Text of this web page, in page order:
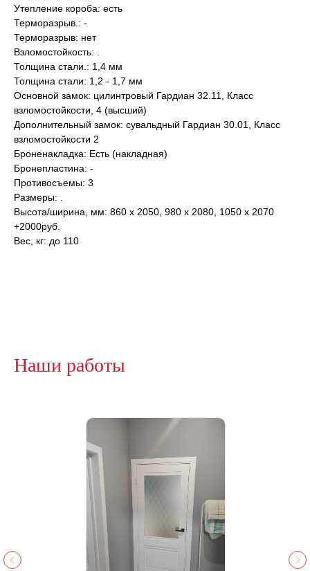
Утепление короба: есть
Терморазрыв.: -
Терморазрыв: нет
Взломостойкость: .
Толщина стали.: 1,4 мм
Толщина стали: 1,2 - 1,7 мм
Основной замок: цилинтровый Гардиан 32.11, Класс
взломостойкости, 4 (высший)
Дополнительный замок: сувальдный Гардиан 30.01, Класс
взломостойкости 2
Броненакладка: Есть (накладная)
Бронепластина: -
Противосъемы: 3
Размеры: .
Высота/ширина, мм: 860 х 2050, 980 x 2080, 1050 x 2070
+2000руб.
Вес, кг: до 110
Наши работы